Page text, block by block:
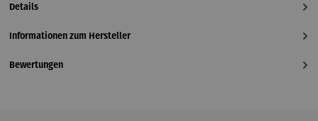
Details
Informationen zum Hersteller
Bewertungen